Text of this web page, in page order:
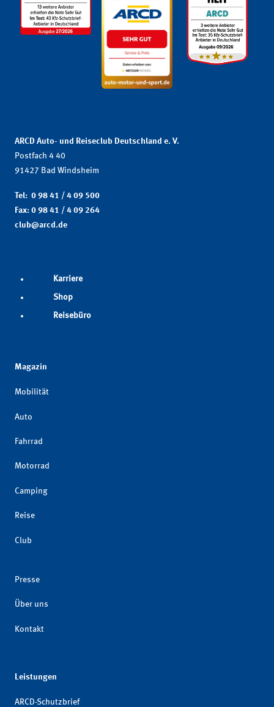
ARCD Auto- und Reiseclub Deutschland e. V.
Postfach 4 40
91427 Bad Windsheim
Tel: 0 98 41 / 4 09 500
Fax: 0 98 41 / 4 09 264
club@arcd.de
Karriere
Shop
Reisebüro
Magazin
Mobilität
Auto
Fahrrad
Motorrad
Camping
Reise
Club
Presse
Über uns
Kontakt
Leistungen
ARCD-Schutzbrief